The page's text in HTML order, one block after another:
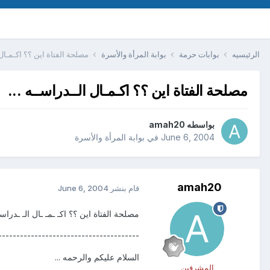
الرئيسيه بوابات حرمة بوابة المرأة والأسرة مصلحة الفتاة اين ؟؟
مصلحة الفتاة اين ؟؟ اكـمـال الــدراســه ...
بواسطه amah20
June 6, 2004 في بوابة المرأة والأسرة
amah20
المشرفين
قام بنشر June 6, 2004
مصلحة الفتاة اين ؟؟ اكـ ـمـ ـال الـ
السلام عليكم والرحمه ...